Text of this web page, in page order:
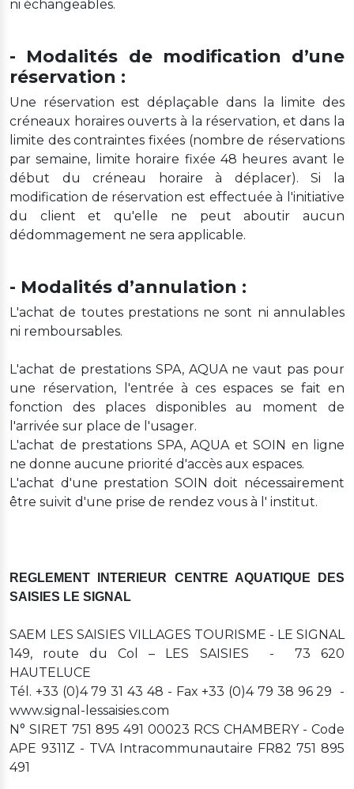
ni échangeables.
- Modalités de modification d’une
réservation :
Une réservation est déplaçable dans la limite des
créneaux horaires ouverts à la réservation, et dans la
limite des contraintes fixées (nombre de réservations
par semaine, limite horaire fixée 48 heures avant le
début du créneau horaire à déplacer). Si la
modification de réservation est effectuée à l'initiative
du client et qu'elle ne peut aboutir aucun
dédommagement ne sera applicable.
- Modalités d’annulation :
L'achat de toutes prestations ne sont ni annulables
ni remboursables.
L'achat de prestations SPA, AQUA ne vaut pas pour
une réservation, l'entrée à ces espaces se fait en
fonction des places disponibles au moment de
l'arrivée sur place de l'usager.
L'achat de prestations SPA, AQUA et SOIN en ligne
ne donne aucune priorité d'accès aux espaces.
L'achat d'une prestation SOIN doit nécessairement
être suivit d'une prise de rendez vous à l' institut.
REGLEMENT INTERIEUR CENTRE AQUATIQUE DES
SAISIES LE SIGNAL
SAEM LES SAISIES VILLAGES TOURISME - LE SIGNAL
149, route du Col – LES SAISIES - 73 620
HAUTELUCE
Tél. +33 (0)4 79 31 43 48 - Fax +33 (0)4 79 38 96 29 -
www.signal-lessaisies.com
N° SIRET 751 895 491 00023 RCS CHAMBERY - Code
APE 9311Z - TVA Intracommunautaire FR82 751 895
491